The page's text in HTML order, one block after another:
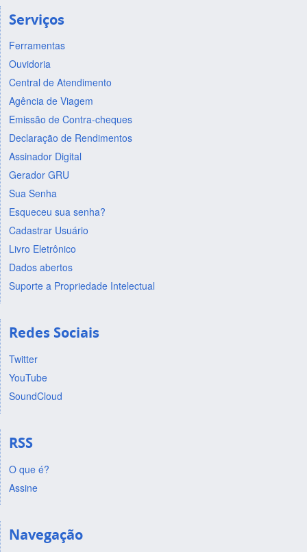
Serviços
Ferramentas
Ouvidoria
Central de Atendimento
Agência de Viagem
Emissão de Contra-cheques
Declaração de Rendimentos
Assinador Digital
Gerador GRU
Sua Senha
Esqueceu sua senha?
Cadastrar Usuário
Livro Eletrônico
Dados abertos
Suporte a Propriedade Intelectual
Redes Sociais
Twitter
YouTube
SoundCloud
RSS
O que é?
Assine
Navegação